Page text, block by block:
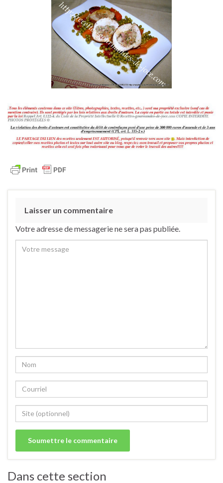
Laisser un commentaire
Votre adresse de messagerie ne sera pas publiée.
Dans cette section